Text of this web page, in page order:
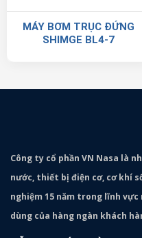
MÁY BƠM TRỤC ĐỨNG
SHIMGE BL4-7
Công ty cổ phần VN Nasa là
nước, thiết bị điện cơ, cơ khí
nghiệm 15 năm trong lĩnh
dùng của hàng ngàn khách